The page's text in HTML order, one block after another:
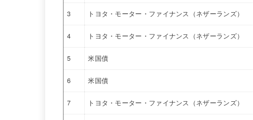
3 トヨタ・モーター・ファイナンス（ネザーランズ）
4 トヨタ・モーター・ファイナンス（ネザーランズ）
5 米国債
6 米国債
7 トヨタ・モーター・ファイナンス（ネザーランズ）